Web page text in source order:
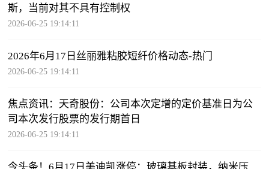
斯，当前对其不具有控制权
2026-06-25 19:14:11
2026年6月17日丝丽雅粘胶短纤价格动态-热门
2026-06-25 19:14:11
焦点资讯：天奇股份：公司本次定增的定价基准日为公
司本次发行股票的发行期首日
2026-06-25 19:14:11